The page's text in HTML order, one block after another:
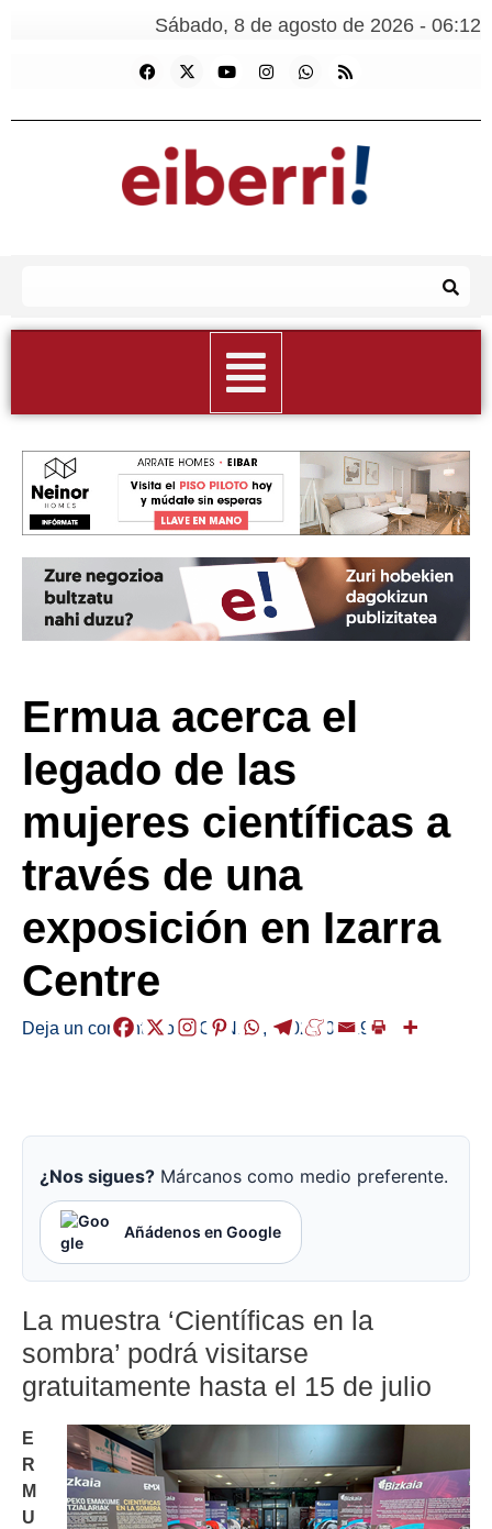
Sábado, 8 de agosto de 2026 - 06:12
Ermua acerca el
legado de las
mujeres científicas a
través de una
exposición en Izarra
Centre
Deja un comentario /AGENDA , /2026-06-19
¿Nos sigues? Márcanos como medio preferente.
Añádenos en Google
La muestra ‘Científicas en la
sombra’ podrá visitarse
gratuitamente hasta el 15 de julio
E
R
M
U